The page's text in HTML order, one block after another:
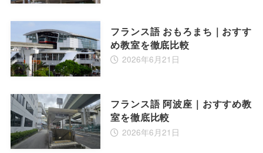
フランス語 おもろまち｜おすす
め教室を徹底比較
2026年6月21日
フランス語 阿波座｜おすすめ教
室を徹底比較
2026年6月21日